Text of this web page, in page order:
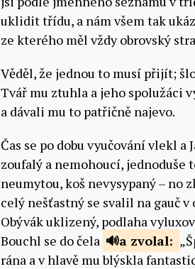
uklidit třídu, a nám všem tak
ze kterého měl vždy obrovský
Věděl, že jednou to musí přijít;
Tvář mu ztuhla a jeho spolužáci
a dávali mu to patřičně najevo.
Čas se po dobu vyučování vlekl a
zoufalý a nemohoucí, jednoduše
neumytou, koš nevysypaný – no
celý nešťastný se svalil na gauč
Obývák uklizený, podlaha
Bouchl se do čela
a zvolal:
rána a v hlavě mu blýskla